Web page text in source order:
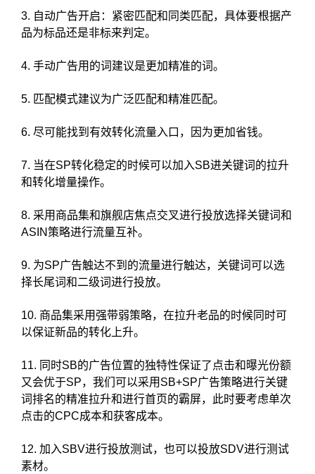
3. 自动广告开启：紧密匹配和同类匹配，具体要根据产
品为标品还是非标来判定。
4. 手动广告用的词建议是更加精准的词。
5. 匹配模式建议为广泛匹配和精准匹配。
6. 尽可能找到有效转化流量入口，因为更加省钱。
7. 当在SP转化稳定的时候可以加入SB进关键词的拉升
和转化增量操作。
8. 采用商品集和旗舰店焦点交叉进行投放选择关键词和
ASIN策略进行流量互补。
9. 为SP广告触达不到的流量进行触达，关键词可以选
择长尾词和二级词进行投放。
10. 商品集采用强带弱策略，在拉升老品的时候同时可
以保证新品的转化上升。
11. 同时SB的广告位置的独特性保证了点击和曝光份额
又会优于SP，我们可以采用SB+SP广告策略进行关键
词排名的精准拉升和进行首页的霸屏，此时要考虑单次
点击的CPC成本和获客成本。
12. 加入SBV进行投放测试，也可以投放SDV进行测试
素材。